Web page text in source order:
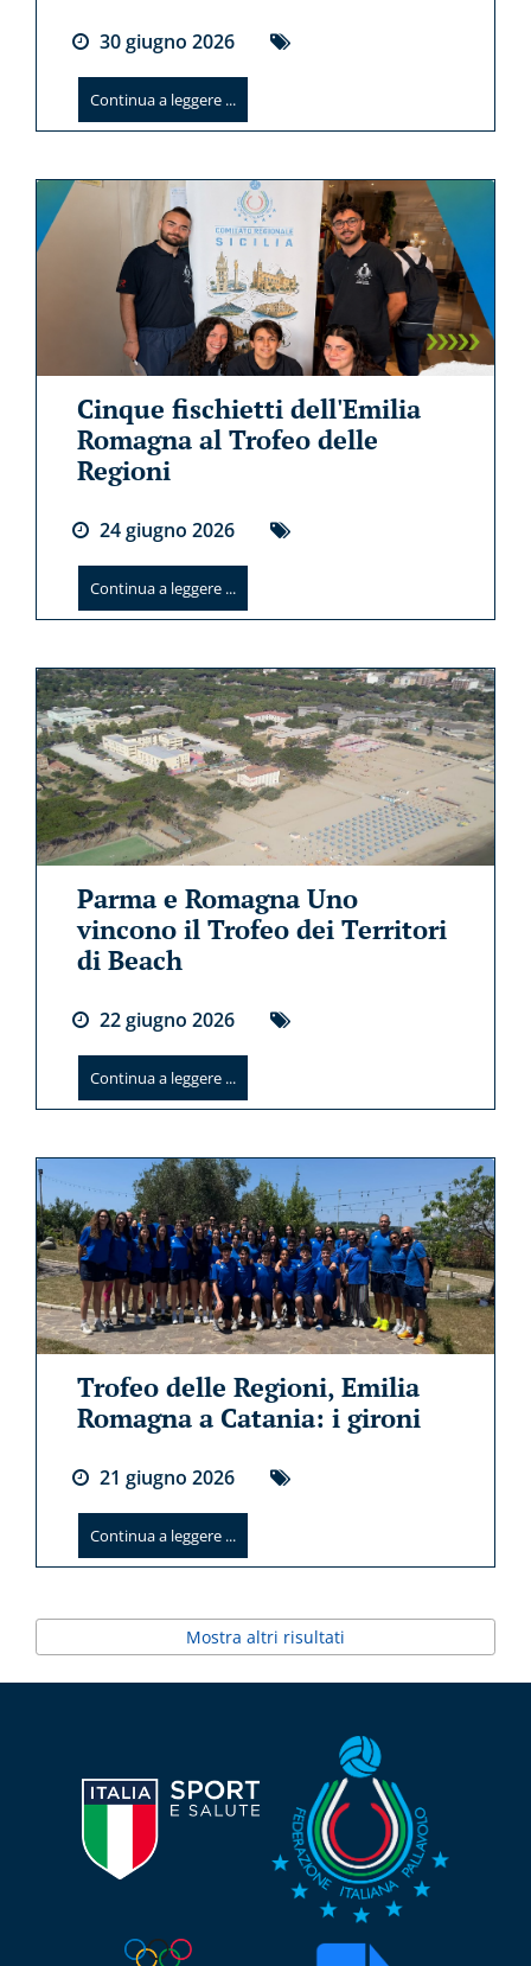
30giugno 2026
Continua a leggere ...
Cinque fischietti dell'Emilia
Romagna al Trofeo delle
Regioni
24giugno 2026
Continua a leggere ...
Parma e Romagna Uno
vincono il Trofeo dei Territori
di Beach
22giugno 2026
Continua a leggere ...
Trofeo delle Regioni, Emilia
Romagna a Catania: i gironi
21 giugno 2026
Continua a leggere ...
Mostra altri risultati